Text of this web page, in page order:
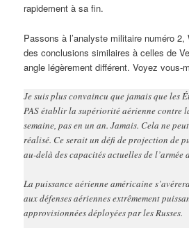
rapidement à sa fin.
Passons à l’analyste militaire numéro
des conclusions similaires à celles de
angle légèrement différent. Voyez vous-
Je suis plus convaincu que jamais que les
PAS établir la supériorité aérienne contre
semaine, pas en un an. Jamais. Cela ne
réalisé. Ce serait un défi de projection de
au-delà des capacités actuelles de l’armée
La puissance aérienne américaine
aux défenses aériennes extrêmement
approvisionnées déployées par les Russes.